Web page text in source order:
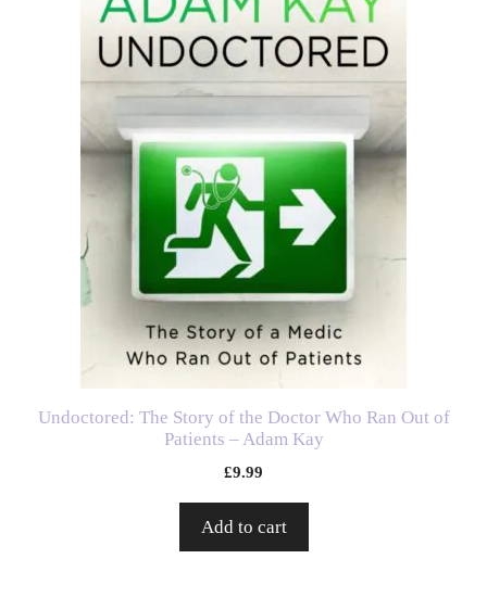
Undoctored: The Story of the Doctor Who Ran Out of
Patients – Adam Kay
£9.99
Add to cart